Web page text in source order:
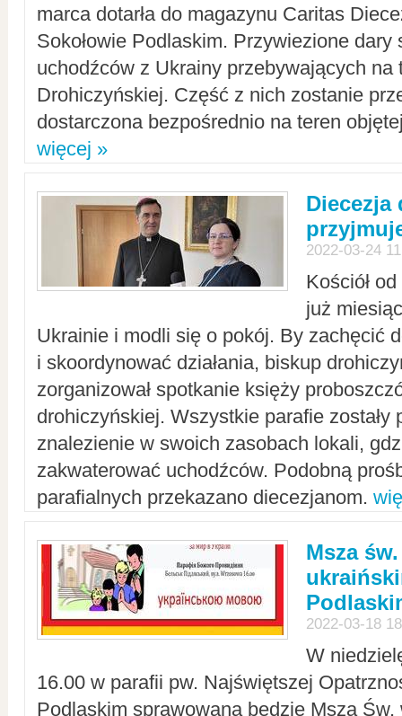
marca dotarła do magazynu Caritas
Sokołowie Podlaskim. Przywiezione dary
uchodźców z Ukrainy przebywających na
Drohiczyńskiej. Część z nich zostanie
dostarczona bezpośrednio na teren
więcej »
Diecezja
2022-03-24
Kościół
już
Ukrainie i modli się o pokój. By zachęcić
i skoordynować działania, biskup
zorganizował spotkanie księży
drohiczyńskiej. Wszystkie parafie zostały
znalezienie w swoich zasobach lokali,
zakwaterować uchodźców. Podobną
parafialnych przekazano diecezjanom.
Msza
2022-03-18
W
16.00 w parafii pw. Najświętszej
Podlaskim sprawowana będzie Msza Św.